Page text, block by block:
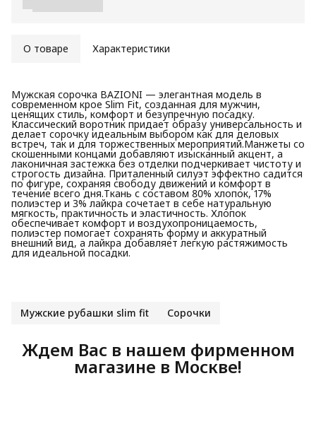
О товаре Характеристики
Мужская сорочка BAZIONI — элегантная модель в
современном крое Slim Fit, созданная для мужчин,
ценящих стиль, комфорт и безупречную посадку.
Классический воротник придает образу универсальность и
делает сорочку идеальным выбором как для деловых
встреч, так и для торжественных мероприятий.Манжеты со
скошенными концами добавляют изысканный акцент, а
лаконичная застежка без отделки подчеркивает чистоту и
строгость дизайна. Приталенный силуэт эффектно садится
по фигуре, сохраняя свободу движений и комфорт в
течение всего дня.Ткань с составом 80% хлопок, 17%
полиэстер и 3% лайкра сочетает в себе натуральную
мягкость, практичность и эластичность. Хлопок
обеспечивает комфорт и воздухопроницаемость,
полиэстер помогает сохранять форму и аккуратный
внешний вид, а лайкра добавляет легкую растяжимость
для идеальной посадки.
Мужские рубашки slim fit Сорочки
Ждем Вас в нашем фирменном
магазине в Москве!